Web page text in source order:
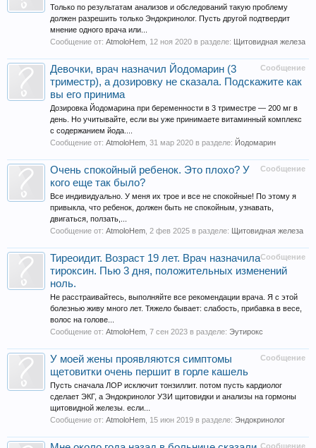
Только по результатам анализов и обследований такую проблему
должен разрешить только Эндокринолог. Пусть другой подтвердит
мнение одного врача или...
Сообщение от: AtmoloHem 12 ноя 2020 в разделе: Щитовидная железа
Сообщение
Девочки, врач назначил Йодомарин (3
триместр), а дозировку не сказала. Подскажите как
вы его принима
Дозировка Йодомарина при беременности в 3 триместре — 200 мг в
день. Но учитывайте, если вы уже принимаете витаминный комплекс
с содержанием йода....
Сообщение от: AtmoloHem 31 мар 2020 в разделе: Йодомарин
Сообщение
Очень спокойный ребенок. Это плохо? У
кого еще так было?
Все индивидуально. У меня их трое и все не спокойные! По этому я
привыкла, что ребенок, должен быть не спокойным, узнавать,
двигаться, ползать,...
Сообщение от: AtmoloHem 2 фев 2025 в разделе: Щитовидная железа
Сообщение
Тиреоидит. Возраст 19 лет. Врач назначила
тироксин. Пью 3 дня, положительных изменений
ноль.
Не расстраивайтесь, выполняйте все рекомендации врача. Я с этой
болезнью живу много лет. Тяжело бывает: слабость, прибавка в весе,
волос на голове...
Сообщение от: AtmoloHem 7 сен 2023 в разделе: Эутирокс
Сообщение
У моей жены проявляются симптомы
щетовитки очень першит в горле кашель
Пусть сначала ЛОР исключит тонзиллит. потом пусть кардиолог
сделает ЭКГ, а Эндокринолог УЗИ щитовидки и анализы на гормоны
щитовидной железы. если...
Сообщение от: AtmoloHem 15 июн 2019 в разделе: Эндокринолог
Сообщение